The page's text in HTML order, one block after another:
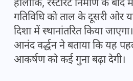
हालांकि, रेस्टोरेंट निर्माण के
गतिविधि को ताल के दूसरी ओर
दिशा में स्थानांतरित किया
आनंद वर्द्धन ने बताया कि यह
आकर्षण को कई गुना बढ़ा देगी।